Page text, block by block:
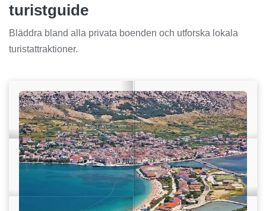
turistguide
Bläddra bland alla privata boenden och utforska lokala
turistattraktioner.